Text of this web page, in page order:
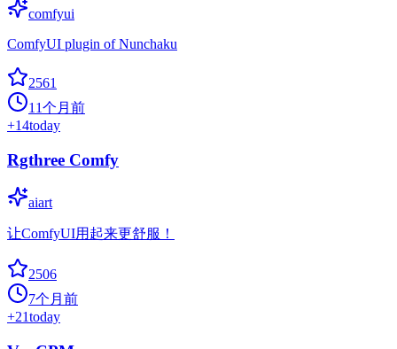
comfyui
ComfyUI plugin of Nunchaku
2561
11个月前
+14today
Rgthree Comfy
aiart
让ComfyUI用起来更舒服！
2506
7个月前
+21today